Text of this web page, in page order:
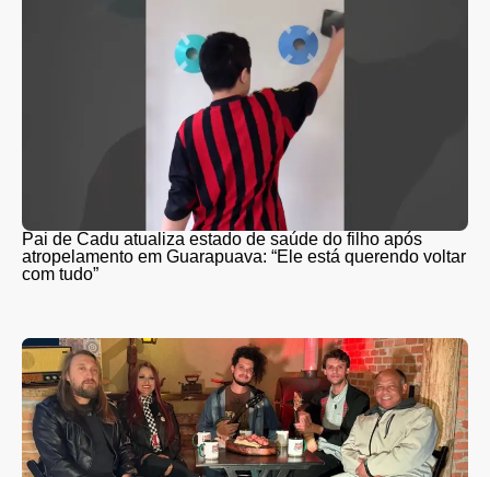
Pai de Cadu atualiza estado de saúde do filho após
atropelamento em Guarapuava: “Ele está querendo voltar
com tudo”